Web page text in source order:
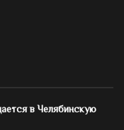
в Челябинскую